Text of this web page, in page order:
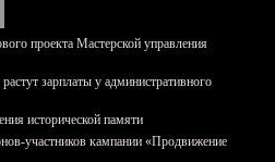
проекта Мастерской управления
зарплаты у административного
исторической памяти
участников кампании «Продвижение